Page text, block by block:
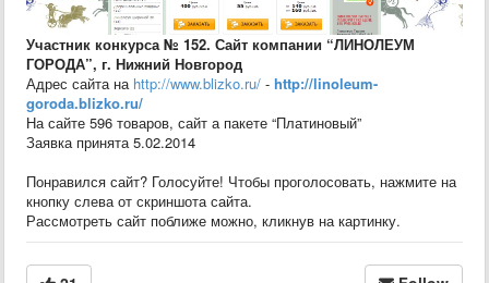
Участник конкурса № 152. Сайт компании “ЛИНОЛЕУМ
ГОРОДА”, г. Нижний Новгород
Адрес сайта на http://www.blizko.ru/ - http://linoleum-
goroda.blizko.ru/
На сайте 596 товаров, сайт а пакете “Платиновый”
Заявка принята 5.02.2014
Понравился сайт? Голосуйте! Чтобы проголосовать, нажмите на
кнопку слева от скриншота сайта.
Рассмотреть сайт поближе можно, кликнув на картинку.